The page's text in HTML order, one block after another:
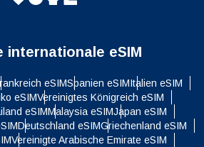
internationale eSIM
eSIMSpanien eSIMItalien eSIM
eSIMVereinigtes Königreich eSIM
eSIMMalaysia eSIMJapan eSIM
Deutschland eSIMGriechenland eSIM
Vereinigte Arabische Emirate eSIM